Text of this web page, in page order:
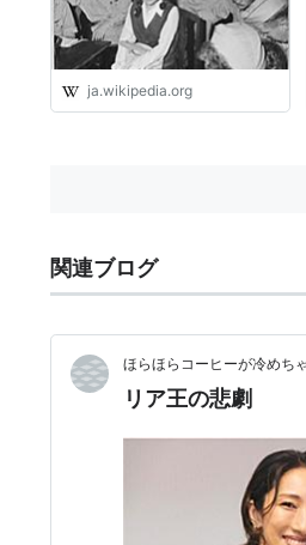
ja.wikipedia.org
関連ブログ
ほらほらコーヒーが冷めち
リア王の悲劇